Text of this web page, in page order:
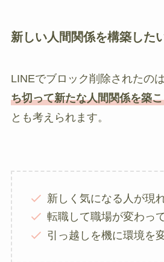
新しい人間関係を構築した
LINEでブロック削除されたのは
ち切って新たな人間関係を築
とも考えられます。
新しく気になる人が現
転職して職場が変わっ
引っ越しを機に環境を